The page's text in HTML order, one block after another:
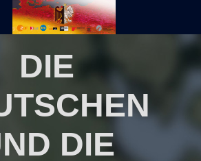
DIE
DIE